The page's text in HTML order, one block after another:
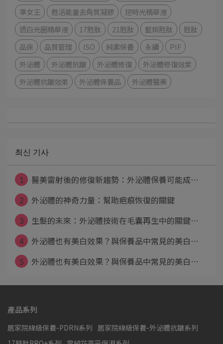
準女王
甦活能量去角質凝膠
逆時光精華液
透白光圈精華液
17胜肽 21胜肽 藍銅胜肽
胜肽
品保
品質管理 ISO 純素保養 永續
PIF
外泌體
外泌體抗皺 外泌體修復
外泌體修復效果
外泌體抗皺效果
外泌體保養品 外泌體醫美
최신 기사
1
醫美雷射後的修復新趨勢：外泌體保養可能成⋯
2
外泌體的神奇力量：幫助疤痕恢復的關鍵
3
生髮的未來：外泌體技術在毛囊再生中的關鍵⋯
4
外泌體也有美白效果？與保養品中常見的美白⋯
5
外泌體也有美白效果？與保養品中常見的美白⋯
產品系列
居家院線級保養-PDRN系列 居家院線級保養-外泌體抗皺系列